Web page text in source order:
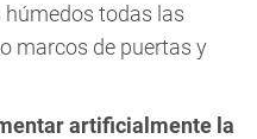
todas las
marcos de puertas y
artificialmente la